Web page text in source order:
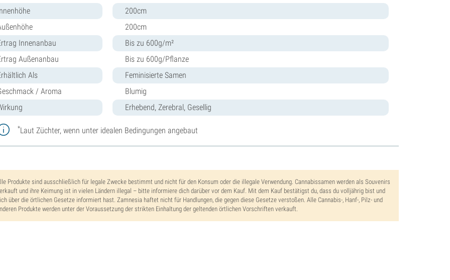
200cm
200cm
Innenanbau
Bis zu 600g/m²
Außenanbau
Bis zu 600g/Pflanze
Als
Feminisierte Samen
/ Aroma
Blumig
Erhebend, Zerebral, Gesellig
*Laut Züchter, wenn unter idealen Bedingungen angebaut
Produkte sind ausschließlich für legale Zwecke bestimmt und nicht für den Konsum oder die illegale Verwendung. Cannabissamen werden als Souvenirs
und ihre Keimung ist in vielen Ländern illegal – bitte informiere dich darüber vor dem Kauf. Mit dem Kauf bestätigst du, dass du volljährig bist und
über die örtlichen Gesetze informiert hast. Zamnesia haftet nicht für Handlungen, die gegen diese Gesetze verstoßen. Alle Cannabis-, Hanf-, Pilz- und
Produkte werden unter der Voraussetzung der strikten Einhaltung der geltenden örtlichen Vorschriften verkauft.